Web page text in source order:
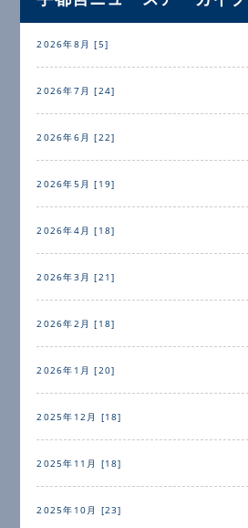
2026年8月 [5]
2026年7月 [24]
2026年6月 [22]
2026年5月 [19]
2026年4月 [18]
2026年3月 [21]
2026年2月 [18]
2026年1月 [20]
2025年12月 [18]
2025年11月 [18]
2025年10月 [23]